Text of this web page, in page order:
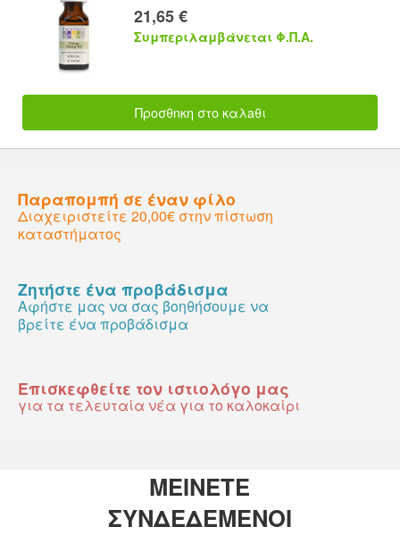
21,65 €
Συμπεριλαμβάνεται Φ.Π.Α.
Προσθnκη στο καλaθι
Παραπομπή σε έναν φίλο
Διαχειριστείτε 20,00€ στην πίστωση
καταστήματος
Ζητήστε ένα προβάδισμα
Αφήστε μας να σας βοηθήσουμε να
βρείτε ένα προβάδισμα
Επισκεφθείτε τον ιστιολόγο μας
για τα τελευταία νέα για το καλοκαίρι
ΜΕΙΝΕΤΕ
ΣΥΝΔΕΔΕΜΕΝΟΙ